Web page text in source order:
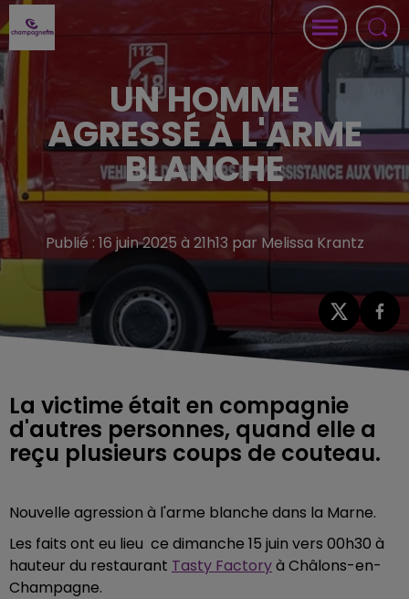
UN HOMME
AGRESSÉ À L'ARME
BLANCHE
Publié : 16 juin 2025 à 21h13 par Melissa Krantz
La victime était en compagnie
d'autres personnes, quand elle a
reçu plusieurs coups de couteau.
Nouvelle agression à l'arme blanche dans la Marne.
Les faits ont eu lieu ce dimanche 15 juin vers 00h30 à
hauteur du restaurant Tasty Factoryà Châlons-en-
Champagne.